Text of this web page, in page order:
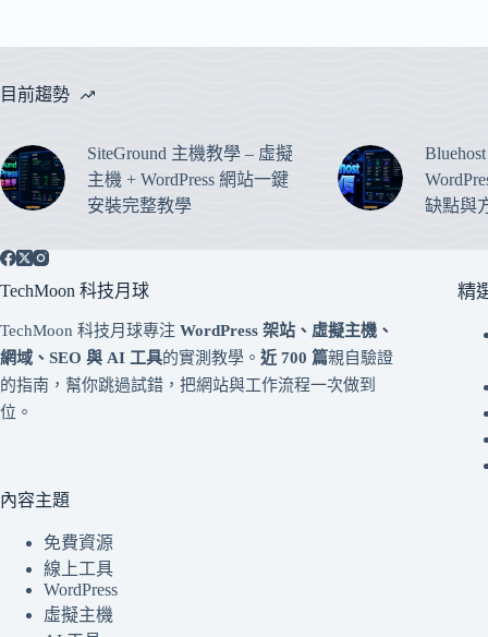
目前趨勢
SiteGround 主機教學 – 虛擬
主機 + WordPress 網站一鍵
安裝完整教學
缺點與
TechMoon 科技月球
TechMoon 科技月球專注 WordPress 架站、虛擬主機、
網域、SEO 與 AI 工具的實測教學。 近 700 篇親自驗證
的指南，幫你跳過試錯，把網站與工作流程一次做到
位。
內容主題
免費資源
線上工具
WordPress
虛擬主機
精